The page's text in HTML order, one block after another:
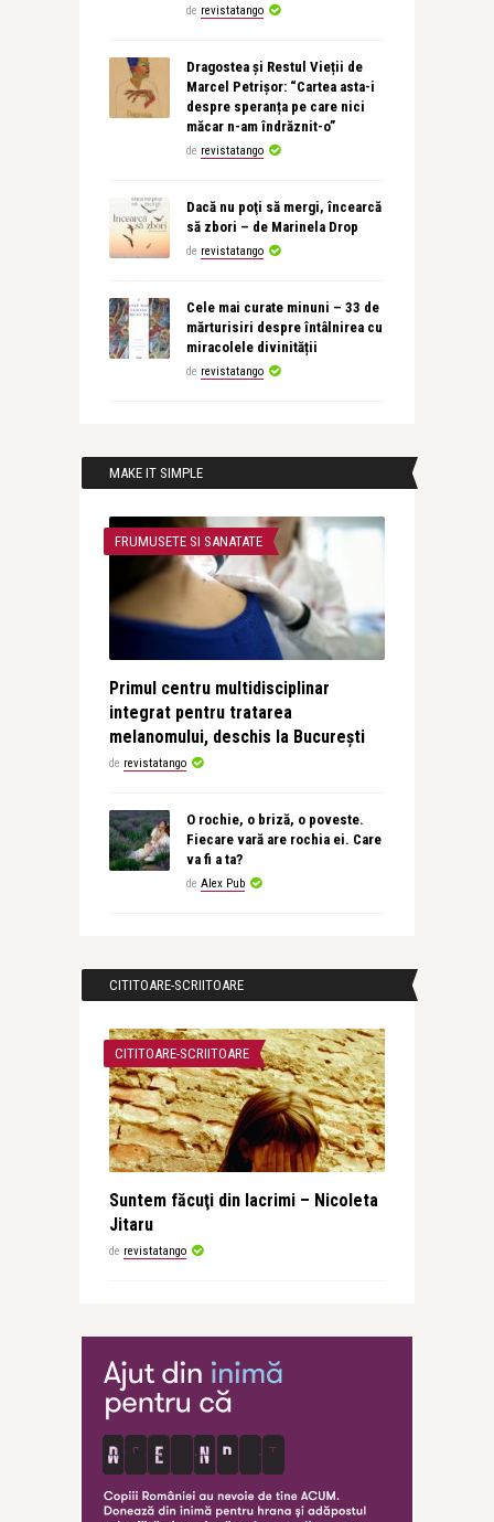
de revistatango
Dragostea și Restul Vieții de
Marcel Petrișor: “Cartea asta-i
despre speranța pe care nici
măcar n-am îndrăznit-o”
de revistatango
Dacă nu poţi să mergi, încearcă
să zbori – de Marinela Drop
de revistatango
Cele mai curate minuni – 33 de
mărturisiri despre întâlnirea cu
miracolele divinității
de revistatango
MAKE IT SIMPLE
FRUMUSETE SI SANATATE
Primul centru multidisciplinar
integrat pentru tratarea
melanomului, deschis la București
de revistatango
O rochie, o briză, o poveste.
Fiecare vară are rochia ei. Care
va fi a ta?
de Alex Pub
CITITOARE-SCRIITOARE
CITITOARE-SCRIITOARE
Suntem făcuţi din lacrimi – Nicoleta
Jitaru
de revistatango